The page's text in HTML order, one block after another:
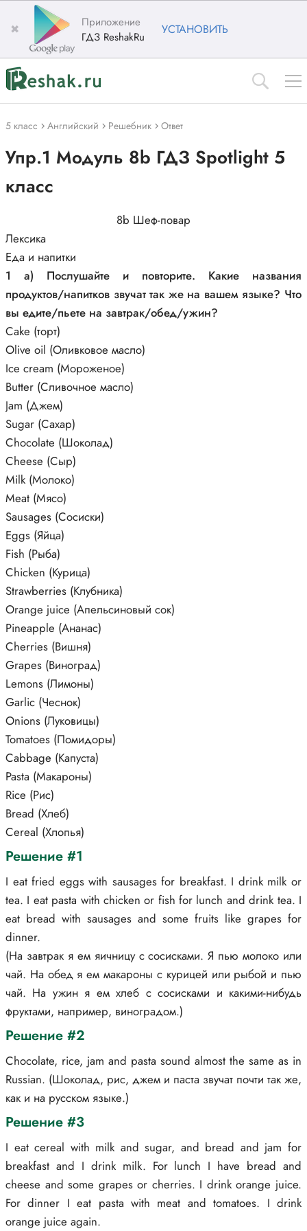
✖
Приложение
ГДЗ ReshakRu
УСТАНОВИТЬ
5 класс Английский Решебник Ответ
Упр.1 Модуль 8b ГДЗ Spotlight 5
класс
8b Шеф-повар
Лексика
Еда и напитки
1 а) Послушайте и повторите. Какие названия
продуктов/напитков звучат так же на вашем языке? Что
вы едите/пьете на завтрак/обед/ужин?
Cake (торт)
Olive oil (Оливковое масло)
Ice cream (Мороженое)
Butter (Сливочное масло)
Jam (Джем)
Sugar (Сахар)
Chocolate (Шоколад)
Cheese (Сыр)
Milk (Молоко)
Meat (Мясо)
Sausages (Сосиски)
Eggs (Яйца)
Fish (Рыба)
Chicken (Курица)
Strawberries (Клубника)
Orange juice (Апельсиновый сок)
Pineapple (Ананас)
Cherries (Вишня)
Grapes (Виноград)
Lemons (Лимоны)
Garlic (Чеснок)
Onions (Луковицы)
Tomatoes (Помидоры)
Cabbage (Капуста)
Pasta (Макароны)
Rice (Рис)
Bread (Хлеб)
Cereal (Хлопья)
Решение #1
I eat fried eggs with sausages for breakfast. I drink milk or
tea. I eat pasta with chicken or fish for lunch and drink tea. I
eat bread with sausages and some fruits like grapes for
dinner.
(На завтрак я ем яичницу с сосисками. Я пью молоко или
чай. На обед я ем макароны с курицей или рыбой и пью
чай. На ужин я ем хлеб с сосисками и какими-нибудь
фруктами, например, виноградом.)
Решение #2
Chocolate, rice, jam and pasta sound almost the same as in
Russian. (Шоколад, рис, джем и паста звучат почти так же,
как и на русском языке.)
Решение #3
I eat cereal with milk and sugar, and bread and jam for
breakfast and I drink milk. For lunch I have bread and
cheese and some grapes or cherries. I drink orange juice.
For dinner I eat pasta with meat and tomatoes. I drink
orange juice again.